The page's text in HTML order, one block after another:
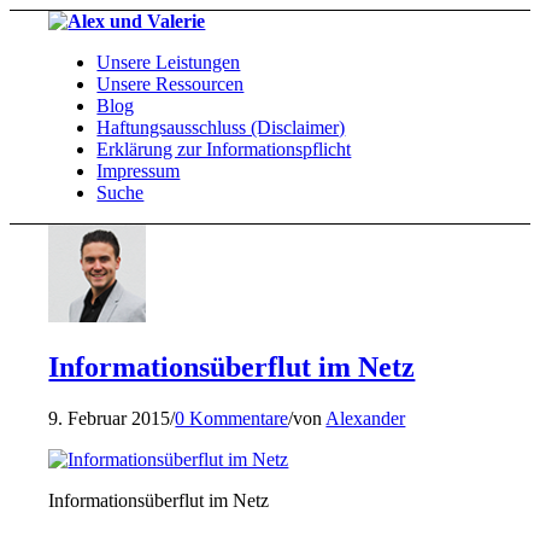
Unsere Leistungen
Unsere Ressourcen
Blog
Haftungsausschluss (Disclaimer)
Erklärung zur Informationspflicht
Impressum
Suche
Informationsüberflut im Netz
9. Februar 2015/0 Kommentare/von Alexander
Informationsüberflut im Netz